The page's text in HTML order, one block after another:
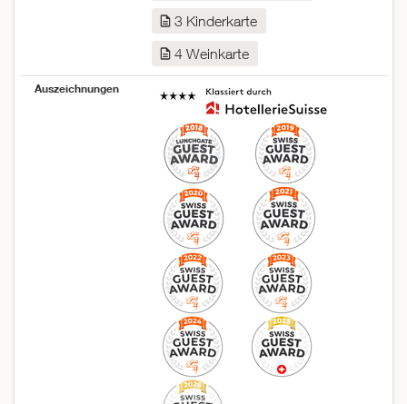
06:30–23:00
3 Kinderkarte
4 Weinkarte
Auszeichnungen